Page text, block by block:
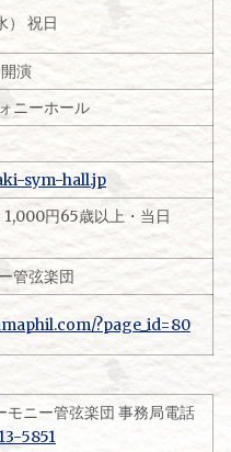
） 祝日
演
ニーホール
sym-hall.jp
円65歳以上・当日
管弦楽団
?page_id=80
モニー管弦楽団 事務局電話
5851